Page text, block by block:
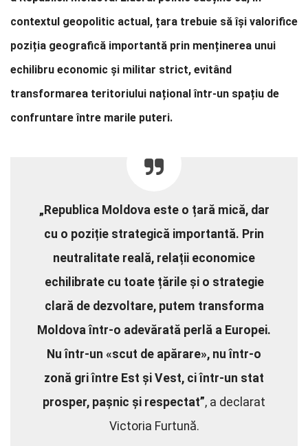
contextul geopolitic actual, țara trebuie să își valorifice
poziția geografică importantă prin menținerea unui
echilibru economic și militar strict, evitând
transformarea teritoriului național într-un spațiu de
confruntare între marile puteri.
„Republica Moldova este o țară mică, dar
cu o poziție strategică importantă. Prin
neutralitate reală, relații economice
echilibrate cu toate țările și o strategie
clară de dezvoltare, putem transforma
Moldova într-o adevărată perlă a Europei.
Nu într-un «scut de apărare», nu într-o
zonă gri între Est și Vest, ci într-un stat
prosper, pașnic și respectat”, a declarat
Victoria Furtună.